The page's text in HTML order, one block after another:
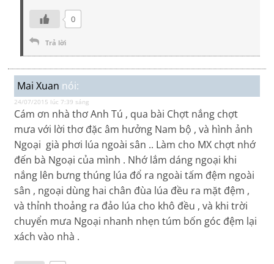
0
Trả lời
Mai Xuan nói:
24/07/2015 lúc 7:39 sáng
Cám ơn nhà thơ Anh Tú , qua bài Chợt nắng chợt
mưa với lời thơ đặc âm hưởng Nam bộ , và hình ảnh
Ngoại già phơi lúa ngoài sân .. Làm cho MX chợt nhớ
đến bà Ngoại của mình . Nhớ lắm dáng ngoại khi
nắng lên bưng thúng lúa đổ ra ngoài tấm đệm ngoài
sân , ngoại dùng hai chân đùa lúa đều ra mặt đệm ,
và thỉnh thoảng ra đảo lúa cho khô đều , và khi trời
chuyển mưa Ngoại nhanh nhẹn túm bốn góc đệm lại
xách vào nhà .